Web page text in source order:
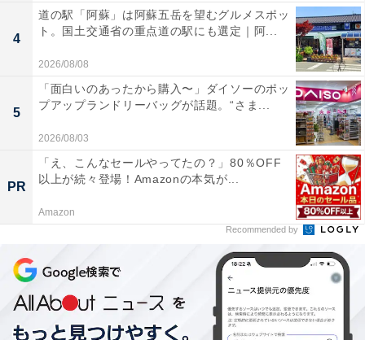
「奥州秋保温泉 蘭亭」の口コミは？
「奥州秋保温泉 蘭亭」には、以下のような口コミが寄せ
られています。
畳敷きの大浴場が子どもや高齢者でも安心して利用
ドリンクやスイーツが無料で楽しめるフリーラウン
4
道の駅「阿蘇」は阿蘇五岳を望むグルメスポッ
ト。国土交通省の重点道の駅にも選定｜阿...
2026/08/08
5
「面白いのあったから購入〜」ダイソーのポッ
プアップランドリーバッグが話題。“さま...
2026/08/03
PR
「え、こんなセールやってたの？」80％OFF
以上が続々登場！Amazonの本気が...
Amazon
Recommended by